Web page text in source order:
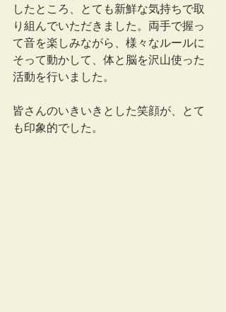
したところ、とても新鮮な気持ちで取
り組んでいただきました。両手で握っ
て音を楽しみながら、様々なルールに
そって動かして、体と脳を沢山使った
活動を行いました。
皆さんのいきいきとした笑顔が、とて
も印象的でした。